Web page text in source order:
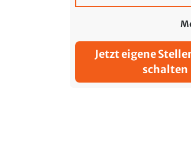
Jetzt eigene
schalten